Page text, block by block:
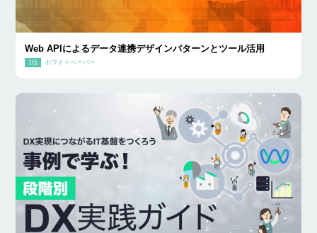
Web APIによるデータ連携デザインパターンとツール活用
ホワイトペーパー